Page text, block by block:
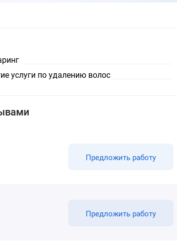
услуги по удалению волос
Предложить работу
Предложить работу